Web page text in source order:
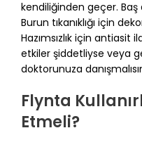
kendiliğinden geçer. Baş
Burun tıkanıklığı için
Hazımsızlık için antiasit
etkiler şiddetliyse veya
doktorunuza
Flynta
Etmeli?